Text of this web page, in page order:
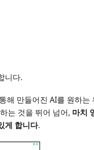
니다.
해 만들어진 AI를 원하는
는 것을 뛰어 넘어, 마치
게 합니다.